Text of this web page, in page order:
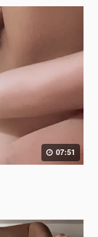
07:51